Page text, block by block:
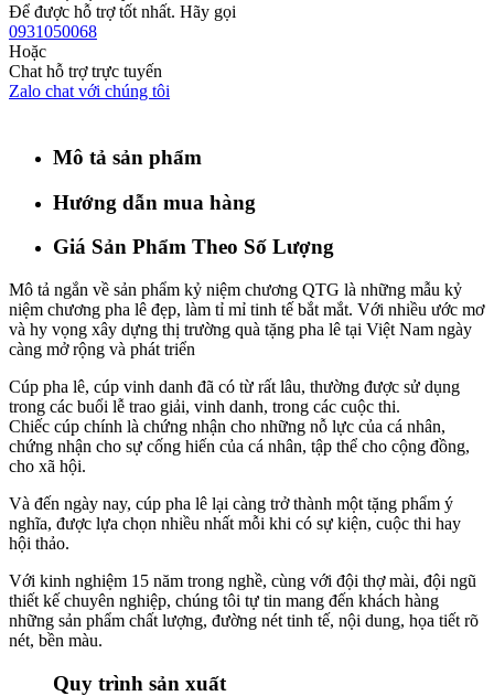
Để được hỗ trợ tốt nhất. Hãy gọi
0931050068
Hoặc
Chat hỗ trợ trực tuyến
Zalo chat với chúng tôi
Mô tả sản phẩm
Hướng dẫn mua hàng
Giá Sản Phẩm Theo Số Lượng
Mô tả ngắn về sản phẩm kỷ niệm chương QTG là những mẫu kỷ
niệm chương pha lê đẹp, làm tỉ mỉ tinh tế bắt mắt. Với nhiều ước mơ
và hy vọng xây dựng thị trường quà tặng pha lê tại Việt Nam ngày
càng mở rộng và phát triển
Cúp pha lê, cúp vinh danh đã có từ rất lâu, thường được sử dụng
trong các buổi lễ trao giải, vinh danh, trong các cuộc thi.
Chiếc cúp chính là chứng nhận cho những nỗ lực của cá nhân,
chứng nhận cho sự cống hiến của cá nhân, tập thể cho cộng đồng,
cho xã hội.
Và đến ngày nay, cúp pha lê lại càng trở thành một tặng phẩm ý
nghĩa, được lựa chọn nhiều nhất mỗi khi có sự kiện, cuộc thi hay
hội thảo.
Với kinh nghiệm 15 năm trong nghề, cùng với đội thợ mài, đội ngũ
thiết kế chuyên nghiệp, chúng tôi tự tin mang đến khách hàng
những sản phẩm chất lượng, đường nét tinh tế, nội dung, họa tiết rõ
nét, bền màu.
Quy trình sản xuất